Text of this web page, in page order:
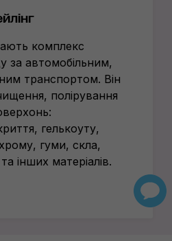
комплекс
за автомобільним,
транспортом. Він
полірування
гелькоуту,
гуми, скла,
інших матеріалів.